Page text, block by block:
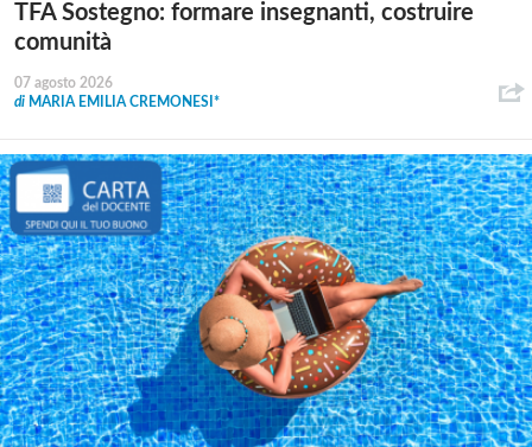
TFA Sostegno: formare insegnanti, costruire
comunità
07 agosto 2026
di MARIA EMILIA CREMONESI*